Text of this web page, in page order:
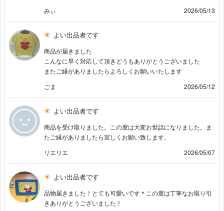
みぃ
2026/05/13
よい出品者です
商品が届きました
こんなに早く対応して頂きどうもありがとうございました
またご縁がありましたらよろしくお願いいたします
ごま
2026/05/12
よい出品者です
商品を受け取りました。この度は大変お世話になりました。ま
たご縁がありましたら宜しくお願い致します。
リエリエ
2026/05/07
よい出品者です
品物届きました！とても可愛いです＊この度は丁寧なお取り引
きありがとうございました！